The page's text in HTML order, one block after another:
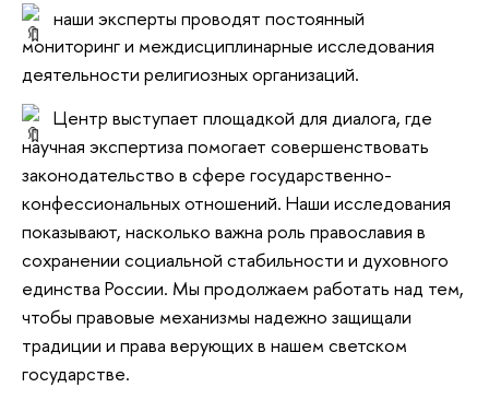
наши эксперты проводят постоянный
мониторинг и междисциплинарные исследования
деятельности религиозных организаций.
Центр выступает площадкой для диалога, где
научная экспертиза помогает совершенствовать
законодательство в сфере государственно-
конфессиональных отношений. Наши исследования
показывают, насколько важна роль православия в
сохранении социальной стабильности и духовного
единства России. Мы продолжаем работать над тем,
чтобы правовые механизмы надежно защищали
традиции и права верующих в нашем светском
государстве.